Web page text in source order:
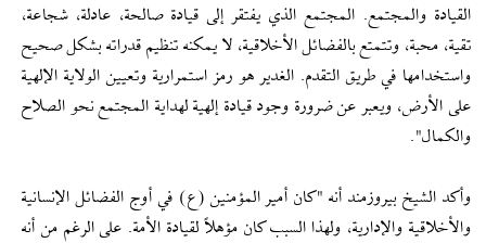
القيادة والمجتمع. المجتمع الذي يفتقر إلى قيادة صالحة، عادلة، شجاعة،
تقية، محبة، وتتمتع بالفضائل الأخلاقية، لا يمكنه تنظيم قدراته بشكل صحيح
واستخدامها في طريق التقدم. الغدير هو رمز استمرارية وتعيين الولاية الإلهية
على الأرض، ويعبر عن ضرورة وجود قيادة إلهية لهداية المجتمع نحو الصلاح
والكمال".
وأكد الشيخ بيروزمند أنه "كان أمير المؤمنين (ع) في أوج الفضائل الإنسانية
والأخلاقية والإدارية، ولهذا السبب كان مؤهلاً لقيادة الأمة. على الرغم من أنه